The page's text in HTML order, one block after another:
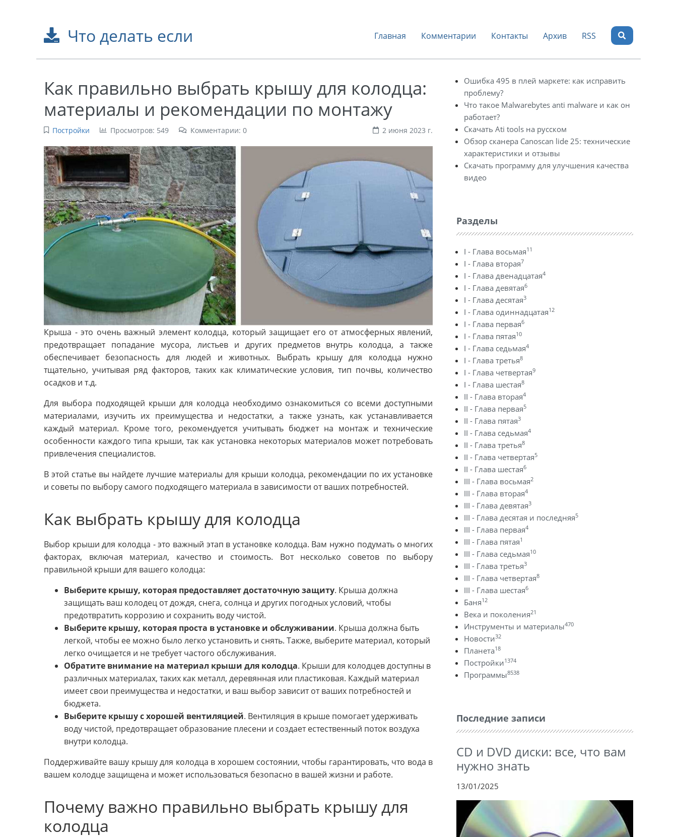
Что делать если Главная Комментарии Контакты Архив RSS
Как правильно выбрать крышу для колодца:
материалы и рекомендации по монтажу
Постройки Просмотров: 549 Комментарии: 0 2 июня 2023 г.
Крыша - это очень важный элемент колодца, который защищает его от атмосферных явлений,
предотвращает попадание мусора, листьев и других предметов внутрь колодца, а также
обеспечивает безопасность для людей и животных. Выбрать крышу для колодца нужно
тщательно, учитывая ряд факторов, таких как климатические условия, тип почвы, количество
осадков и т.д.
Для выбора подходящей крыши для колодца необходимо ознакомиться со всеми доступными
материалами, изучить их преимущества и недостатки, а также узнать, как устанавливается
каждый материал. Кроме того, рекомендуется учитывать бюджет на монтаж и технические
особенности каждого типа крыши, так как установка некоторых материалов может потребовать
привлечения специалистов.
В этой статье вы найдете лучшие материалы для крыши колодца, рекомендации по их установке
и советы по выбору самого подходящего материала в зависимости от ваших потребностей.
Как выбрать крышу для колодца
Выбор крыши для колодца - это важный этап в установке колодца. Вам нужно подумать о многих
факторах, включая материал, качество и стоимость. Вот несколько советов по выбору
правильной крыши для вашего колодца:
Выберите крышу, которая предоставляет достаточную защиту. Крыша должна
защищать ваш колодец от дождя, снега, солнца и других погодных условий, чтобы
предотвратить коррозию и сохранить воду чистой.
Выберите крышу, которая проста в установке и обслуживании. Крыша должна быть
легкой, чтобы ее можно было легко установить и снять. Также, выберите материал, который
легко очищается и не требует частого обслуживания.
Обратите внимание на материал крыши для колодца. Крыши для колодцев доступны в
различных материалах, таких как металл, деревянная или пластиковая. Каждый материал
имеет свои преимущества и недостатки, и ваш выбор зависит от ваших потребностей и
бюджета.
Выберите крышу с хорошей вентиляцией. Вентиляция в крыше помогает удерживать
воду чистой, предотвращает образование плесени и создает естественный поток воздуха
внутри колодца.
Поддерживайте вашу крышу для колодца в хорошем состоянии, чтобы гарантировать, что вода в
вашем колодце защищена и может использоваться безопасно в вашей жизни и работе.
Почему важно правильно выбрать крышу для
колодца
Ошибка 495 в плей маркете: как исправить
проблему?
Что такое Malwarebytes anti malware и как он
работает?
Скачать Ati tools на русском
Обзор сканера Canoscan lide 25: технические
характеристики и отзывы
Скачать программу для улучшения качества
видео
Разделы
I - Глава восьмая11
I - Глава вторая7
I - Глава двенадцатая4
I - Глава девятая6
I - Глава десятая3
I - Глава одиннадцатая12
I - Глава первая6
I - Глава пятая10
I - Глава седьмая4
I - Глава третья8
I - Глава четвертая9
I - Глава шестая8
II - Глава вторая4
II - Глава первая5
II - Глава пятая3
II - Глава седьмая4
II - Глава третья8
II - Глава четвертая5
II - Глава шестая6
III - Глава восьмая2
III - Глава вторая4
III - Глава девятая3
III - Глава десятая и последняя5
III - Глава первая4
III - Глава пятая1
III - Глава седьмая10
III - Глава третья3
III - Глава четвертая8
III - Глава шестая6
Баня12
Века и поколения21
Инструменты и материалы470
Новости32
Планета18
Постройки1374
Программы8538
Последние записи
CD и DVD диски: все, что вам
нужно знать
13/01/2025